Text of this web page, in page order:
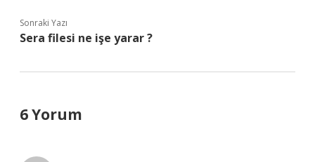
Sonraki Yazı
Sera filesi ne işe yarar ?
6 Yorum